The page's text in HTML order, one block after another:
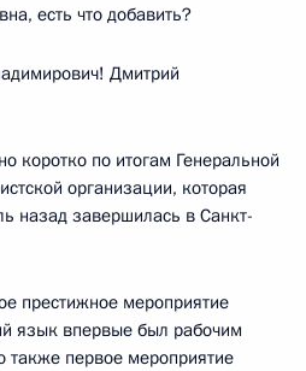
есть что добавить?
Дмитрий
коротко по итогам Генеральной
организации, которая
назад завершилась в Санкт-
престижное мероприятие
язык впервые был рабочим
также первое мероприятие